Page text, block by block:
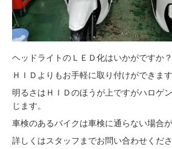
ヘッドライトのＬＥＤ化はいかがですか？
ＨＩＤよりもお手軽に取り付けができます
明るさはＨＩＤのほうが上ですがハロゲ
じます。
車検のあるバイクは車検に通らない場合が
詳しくはスタッフまでお問い合わせくださ